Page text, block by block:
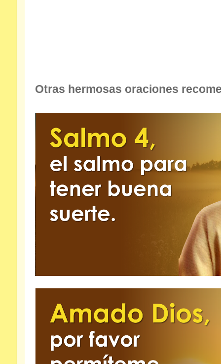
Otras hermosas oraciones